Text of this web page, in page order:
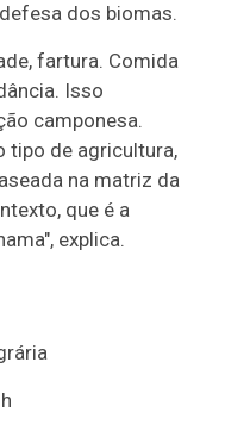
dos biomas.
fartura. Comida
Isso
camponesa.
tipo de agricultura,
na matriz da
que é a
explica.